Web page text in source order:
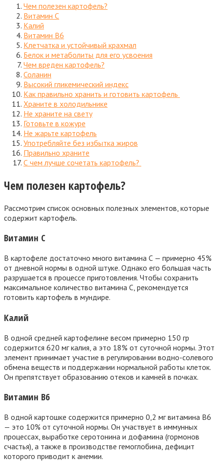
Чем полезен картофель?
Витамин С
Калий
Витамин В6
Клетчатка и устойчивый крахмал
Белок и метаболиты для его усвоения
Чем вреден картофель?
Соланин
Высокий гликемический индекс
Как правильно хранить и готовить картофель
Храните в холодильнике
Не храните на свету
Готовьте в кожуре
Не жарьте картофель
Употребляйте без избытка жиров
Правильно храните
С чем лучше сочетать картофель?
Чем полезен картофель?
Рассмотрим список основных полезных элементов, которые
содержит картофель.
Витамин С
В картофеле достаточно много витамина С — примерно 45%
от дневной нормы в одной штуке. Однако его большая часть
разрушается в процессе приготовления. Чтобы сохранить
максимальное количество витамина С, рекомендуется
готовить картофель в мундире.
Калий
В одной средней картофелине весом примерно 150 гр
содержится 620 мг калия, а это 18% от суточной нормы. Этот
элемент принимает участие в регулировании водно-солевого
обмена веществ и поддержании нормальной работы клеток.
Он препятствует образованию отеков и камней в почках.
Витамин В6
В одной картошке содержится примерно 0,2 мг витамина В6
— это 10% от суточной нормы. Он участвует в иммунных
процессах, выработке серотонина и дофамина (гормонов
счастья), а также в производстве гемоглобина, дефицит
которого приводит к анемии.